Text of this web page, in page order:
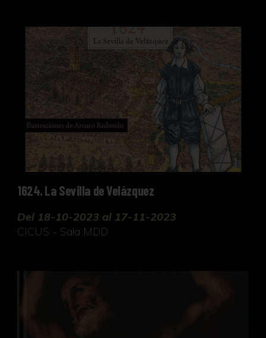
1624. La Sevilla de Velázquez
1624. La Sevilla de Velázquez
Del 18-10-2023 al 17-11-2023
CICUS - Sala MDD
Fieramente humanos. Retratos de santidad